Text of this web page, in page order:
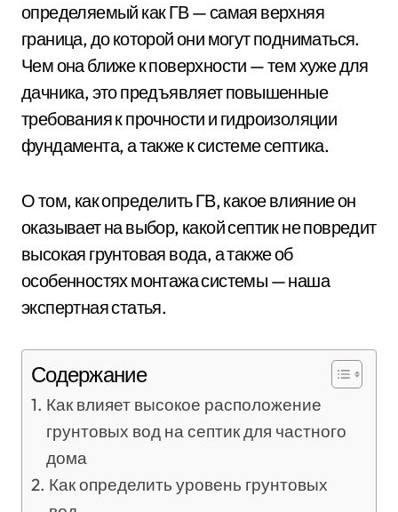
определяемый как ГВ — самая верхняя
граница, до которой они могут подниматься.
Чем она ближе к поверхности — тем хуже для
дачника, это предъявляет повышенные
требования к прочности и гидроизоляции
фундамента, а также к системе септика.
О том, как определить ГВ, какое влияние он
оказывает на выбор, какой септик не повредит
высокая грунтовая вода, а также об
особенностях монтажа системы — наша
экспертная статья.
Содержание
Как влияет высокое расположение
грунтовых вод на септик для частного
дома
Как определить уровень грунтовых